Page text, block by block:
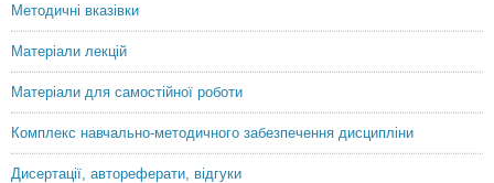
Методичні вказівки
Матеріали лекцій
Матеріали для самостійної роботи
Комплекс навчально-методичного забезпечення дисципліни
Дисертації, автореферати, відгуки